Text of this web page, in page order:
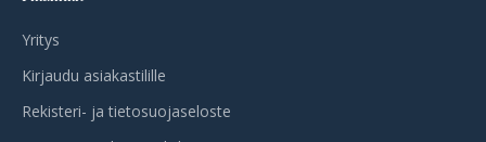
Yritys
Kirjaudu asiakastilille
Rekisteri- ja tietosuojaseloste